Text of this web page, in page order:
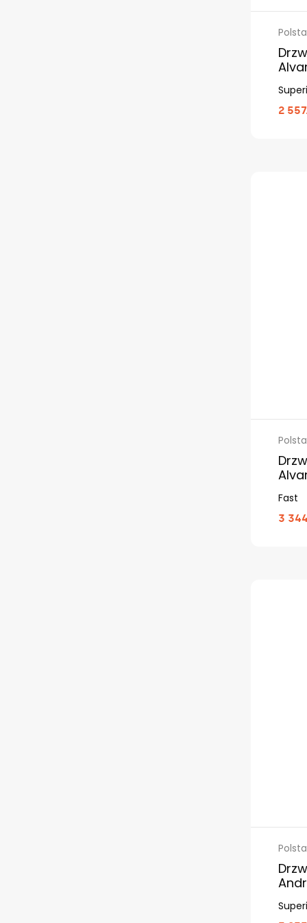
2
Fast
3